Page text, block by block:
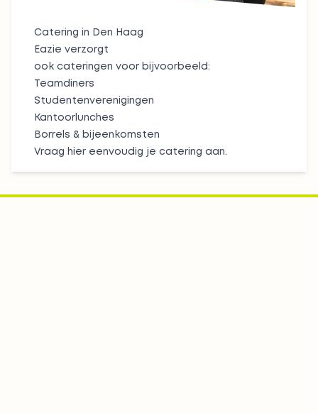
Catering in Den Haag
Eazie verzorgt
ook cateringen voor bijvoorbeeld:
Teamdiners
Studentenverenigingen
Kantoorlunches
Borrels & bijeenkomsten
Vraag hier eenvoudig je catering aan.